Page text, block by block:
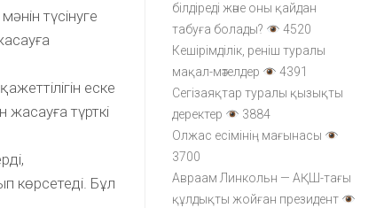
түсінуге
еске
түрткі
көрсетеді. Бұл
білдіреді және оны қайдан
табуға болады?
4520
Кешірімділік, реніш туралы
мақал-мәтелдер
4391
Сегізаяқтар туралы қызықты
деректер
3884
Олжас есімінің мағынасы
3700
Авраам Линкольн — АҚШ-тағы
құлдықты жойған президент